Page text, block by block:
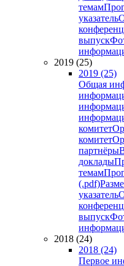
темам
указатель
выпуск
2019 (25)
2019 (25)
Общая
комитет
комитет
партнёры
доклады
темам
(.pdf)
указатель
выпуск
2018 (24)
2018 (24)
Первое